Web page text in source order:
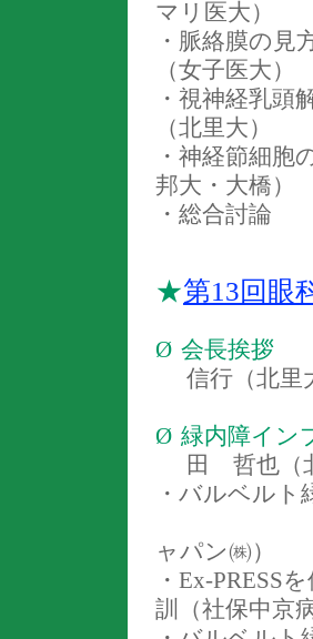
マリ医大）
・脈絡膜の見
（女子医大）
・視神経乳頭
（北里大）
・神経節細胞
邦大・大橋）
・総合討論
★第13回眼
Ø 会長挨拶
信行（北里
Ø 緑内障イン
田 哲也（
・バルベル
ャパン㈱）
・ Ex-PRESS
訓（社保中京